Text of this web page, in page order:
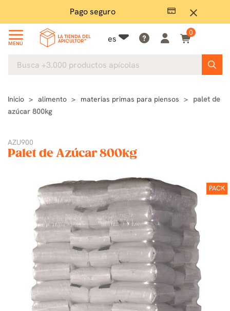
close
Pago seguro
MENÚ es
0
Inicio alimento materias primas para piensos
palet de
azúcar 800kg
AZU900
Palet de Azúcar 800kg
PACK